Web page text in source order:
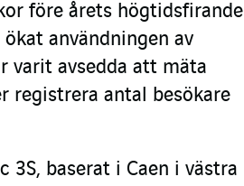
före årets högtidsfirande
användningen av
varit avsedda att mäta
registrera antal besökare
3S, baserat i Caen i västra